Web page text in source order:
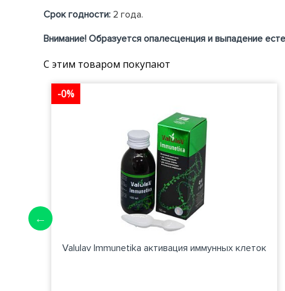
Срок годности: 2 года.
Внимание! Образуется опалесценция и выпадение
С этим товаром покупают
-0%
Valulav Immunetika активация иммунных клеток